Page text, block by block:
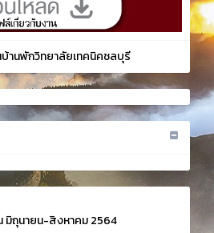
นพักวิทยาลัยเทคนิคชลบุรี
มิถุนายน-สิงหาคม 2564